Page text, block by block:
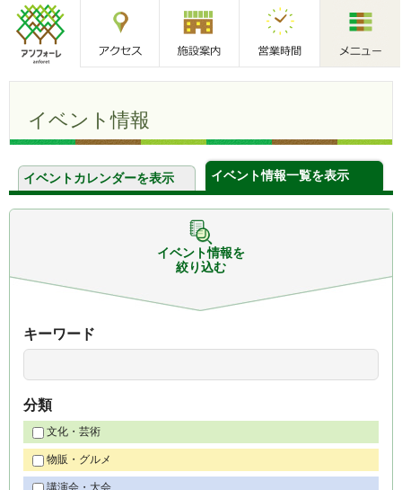
アンフォーレ 施設案内 営業時間
イベント情報
イベントカレンダーを表示 イベント情報一覧を表示
イベント情報を
絞り込む
キーワード
分類
文化・芸術
物販・グルメ
講演会・大会